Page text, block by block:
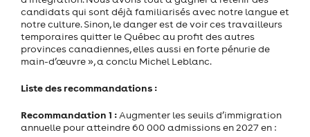
candidats qui sont déjà familiarisés avec notre langue et
notre culture. Sinon, le danger est de voir ces travailleurs
temporaires quitter le Québec au profit des autres
provinces canadiennes, elles aussi en forte pénurie de
main-d’œuvre », a conclu Michel Leblanc.
Liste des recommandations :
Recommandation 1 :Augmenter les seuils d’immigration
annuelle pour atteindre 60 000 admissions en 2027 en :